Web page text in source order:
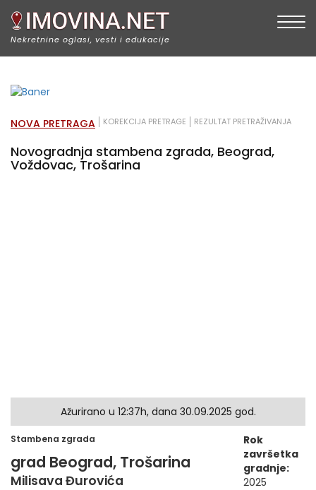
Nekretnine oglasi, vesti i edukacije
NOVA PRETRAGA KOREKCIJA PRETRAGE REZULTAT PRETRAŽIVANJA
Novogradnja stambena zgrada, Beograd,
Voždovac, Trošarina
Ažurirano u 12:37h, dana 30.09.2025 god.
Stambena zgrada
grad Beograd, Trošarina
Milisava Đurovića
Rok
završetka
gradnje:
2025